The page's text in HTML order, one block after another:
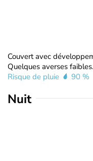
Couvert avec
Quelques averses faibles.
Risque de pluie
90 %
Nuit